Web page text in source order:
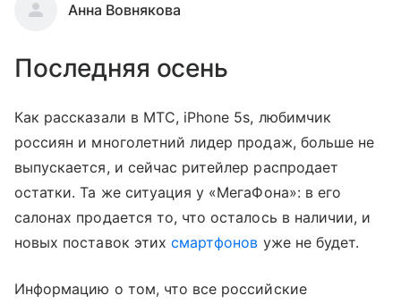
Анна Вовнякова
Последняя осень
Как рассказали в МТС, iPhone 5s, любимчик
россиян и многолетний лидер продаж, больше не
выпускается, и сейчас ритейлер распродает
остатки. Та же ситуация у «МегаФона»: в его
салонах продается то, что осталось в наличии, и
новых поставок этих смартфонов уже не будет.
Информацию о том, что все российские